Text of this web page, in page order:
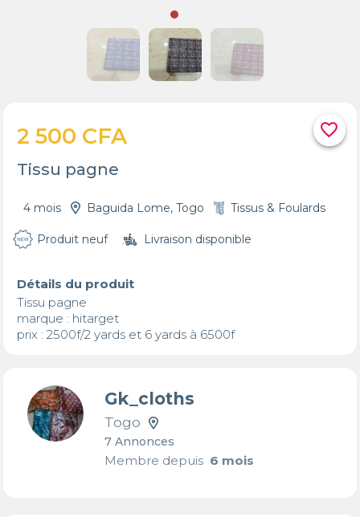
favorite_border
2 500 CFA
Tissu pagne
4 mois Baguida Lome, Togo Tissus & Foulards
Produit neuf Livraison disponible
Détails du produit
Tissu pagne
marque : hitarget
prix : 2500f/2 yards et 6 yards à 6500f
Gk_cloths
Togo
7 Annonces
Membre depuis6 mois